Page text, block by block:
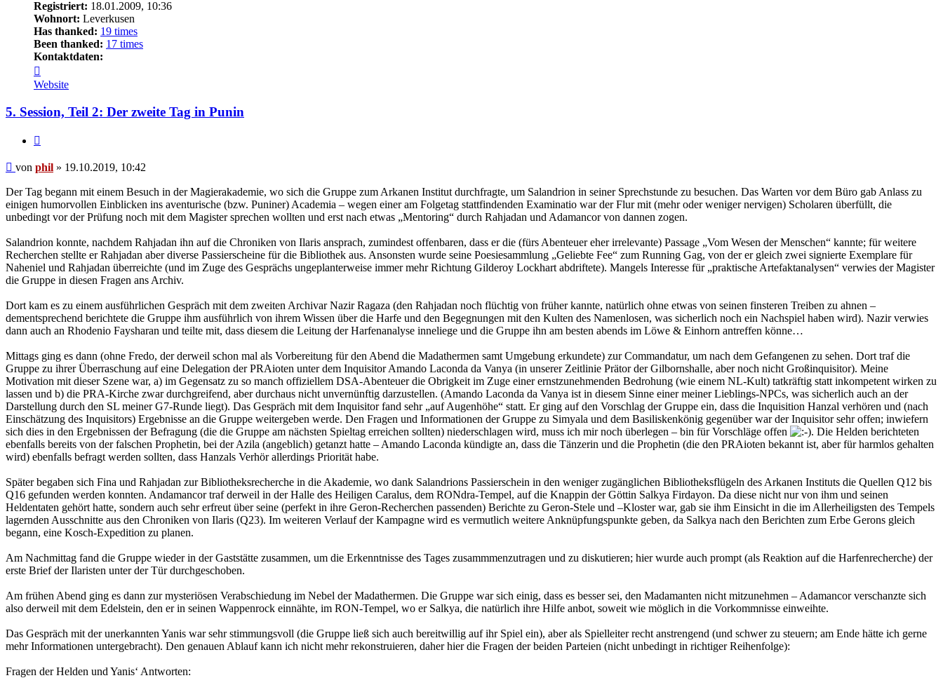
Registriert: 18.01.2009, 10:36
Wohnort: Leverkusen
Has thanked: 19 times
Been thanked: 17 times
Kontaktdaten:
von
phil
Website
5. Session, Teil 2: Der zweite Tag in Punin
Beitrag
von phil » 19.10.2019, 10:42
Der Tag begann mit einem Besuch in der Magierakademie, wo sich die Gruppe zum Arkanen Institut durchfragte, um Salandrion in seiner Sprechstunde zu besuchen. Das Warten vor dem Büro gab Anlass zu
einigen humorvollen Einblicken ins aventurische (bzw. Puniner) Academia – wegen einer am Folgetag stattfindenden Examinatio war der Flur mit (mehr oder weniger nervigen) Scholaren überfüllt, die
unbedingt vor der Prüfung noch mit dem Magister sprechen wollten und erst nach etwas „Mentoring“ durch Rahjadan und Adamancor von dannen zogen.
Salandrion konnte, nachdem Rahjadan ihn auf die Chroniken von Ilaris ansprach, zumindest offenbaren, dass er die (fürs Abenteuer eher irrelevante) Passage „Vom Wesen der Menschen“ kannte; für weitere
Recherchen stellte er Rahjadan aber diverse Passierscheine für die Bibliothek aus. Ansonsten wurde seine Poesiesammlung „Geliebte Fee“ zum Running Gag, von der er gleich zwei signierte Exemplare für
Naheniel und Rahjadan überreichte (und im Zuge des Gesprächs ungeplanterweise immer mehr Richtung Gilderoy Lockhart abdriftete). Mangels Interesse für „praktische Artefaktanalysen“ verwies der Magister
die Gruppe in diesen Fragen ans Archiv.
Dort kam es zu einem ausführlichen Gespräch mit dem zweiten Archivar Nazir Ragaza (den Rahjadan noch flüchtig von früher kannte, natürlich ohne etwas von seinen finsteren Treiben zu ahnen –
dementsprechend berichtete die Gruppe ihm ausführlich von ihrem Wissen über die Harfe und den Begegnungen mit den Kulten des Namenlosen, was sicherlich noch ein Nachspiel haben wird). Nazir verwies
dann auch an Rhodenio Faysharan und teilte mit, dass diesem die Leitung der Harfenanalyse inneliege und die Gruppe ihn am besten abends im Löwe & Einhorn antreffen könne…
Mittags ging es dann (ohne Fredo, der derweil schon mal als Vorbereitung für den Abend die Madathermen samt Umgebung erkundete) zur Commandatur, um nach dem Gefangenen zu sehen. Dort traf die
Gruppe zu ihrer Überraschung auf eine Delegation der PRAioten unter dem Inquisitor Amando Laconda da Vanya (in unserer Zeitlinie Prätor der Gilbornshalle, aber noch nicht Großinquisitor). Meine
Motivation mit dieser Szene war, a) im Gegensatz zu so manch offiziellem DSA-Abenteuer die Obrigkeit im Zuge einer ernstzunehmenden Bedrohung (wie einem NL-Kult) tatkräftig statt inkompetent wirken zu
lassen und b) die PRA-Kirche zwar durchgreifend, aber durchaus nicht unvernünftig darzustellen. (Amando Laconda da Vanya ist in diesem Sinne einer meiner Lieblings-NPCs, was sicherlich auch an der
Darstellung durch den SL meiner G7-Runde liegt). Das Gespräch mit dem Inquisitor fand sehr „auf Augenhöhe“ statt. Er ging auf den Vorschlag der Gruppe ein, dass die Inquisition Hanzal verhören und (nach
Einschätzung des Inquisitors) Ergebnisse an die Gruppe weitergeben werde. Den Fragen und Informationen der Gruppe zu Simyala und dem Basiliskenkönig gegenüber war der Inquisitor sehr offen; inwiefern
sich dies in den Ergebnissen der Befragung (die die Gruppe am nächsten Spieltag erreichen sollten) niederschlagen wird, muss ich mir noch überlegen – bin für Vorschläge offen
. Die Helden berichteten
ebenfalls bereits von der falschen Prophetin, bei der Azila (angeblich) getanzt hatte – Amando Laconda kündigte an, dass die Tänzerin und die Prophetin (die den PRAioten bekannt ist, aber für harmlos gehalten
wird) ebenfalls befragt werden sollten, dass Hanzals Verhör allerdings Priorität habe.
Später begaben sich Fina und Rahjadan zur Bibliotheksrecherche in die Akademie, wo dank Salandrions Passierschein in den weniger zugänglichen Bibliotheksflügeln des Arkanen Instituts die Quellen Q12 bis
Q16 gefunden werden konnten. Andamancor traf derweil in der Halle des Heiligen Caralus, dem RONdra-Tempel, auf die Knappin der Göttin Salkya Firdayon. Da diese nicht nur von ihm und seinen
Heldentaten gehört hatte, sondern auch sehr erfreut über seine (perfekt in ihre Geron-Recherchen passenden) Berichte zu Geron-Stele und –Kloster war, gab sie ihm Einsicht in die im Allerheiligsten des Tempels
lagernden Ausschnitte aus den Chroniken von Ilaris (Q23). Im weiteren Verlauf der Kampagne wird es vermutlich weitere Anknüpfungspunkte geben, da Salkya nach den Berichten zum Erbe Gerons gleich
begann, eine Kosch-Expedition zu planen.
Am Nachmittag fand die Gruppe wieder in der Gaststätte zusammen, um die Erkenntnisse des Tages zusammmenzutragen und zu diskutieren; hier wurde auch prompt (als Reaktion auf die Harfenrecherche) der
erste Brief der Ilaristen unter der Tür durchgeschoben.
Am frühen Abend ging es dann zur mysteriösen Verabschiedung im Nebel der Madathermen. Die Gruppe war sich einig, dass es besser sei, den Madamanten nicht mitzunehmen – Adamancor verschanzte sich
also derweil mit dem Edelstein, den er in seinen Wappenrock einnähte, im RON-Tempel, wo er Salkya, die natürlich ihre Hilfe anbot, soweit wie möglich in die Vorkommnisse einweihte.
Das Gespräch mit der unerkannten Yanis war sehr stimmungsvoll (die Gruppe ließ sich auch bereitwillig auf ihr Spiel ein), aber als Spielleiter recht anstrengend (und schwer zu steuern; am Ende hätte ich gerne
mehr Informationen untergebracht). Den genauen Ablauf kann ich nicht mehr rekonstruieren, daher hier die Fragen der beiden Parteien (nicht unbedingt in richtiger Reihenfolge):
Fragen der Helden und Yanis‘ Antworten: